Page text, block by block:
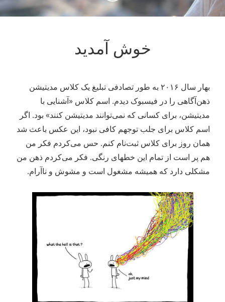
خوش آمدید
بهار سال ۲۰۱۶ به طور تصادفی تبلیغ یک کلاس مدیتیشن
ذهن‌آگاهی را در فیسبوک دیدم. اسم کلاس «آشنایی با
مدیتیشن، برای کسانی که نمی‌توانند مدیتیشن کنند» بود. اگر
اسم کلاس برای جلب توجهم کافی نبود، این عکس باعث شد
همان روز برای کلاس ثبت‌نام کنم. حس می‌کردم فکر من
هم پر است از تمام این خطهای رنگی. فکر می‌کردم ذهن من
مشکلی دارد که همیشه مشغول است و مشوش و ناآرام.